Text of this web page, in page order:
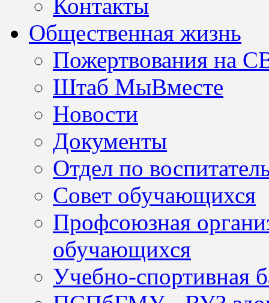
Контакты
Общественная жизнь
Пожертвования на
Штаб МыВместе
Новости
Документы
Отдел по
Совет обучающихся
Профсоюзная
обучающихся
Учебно-спортивная